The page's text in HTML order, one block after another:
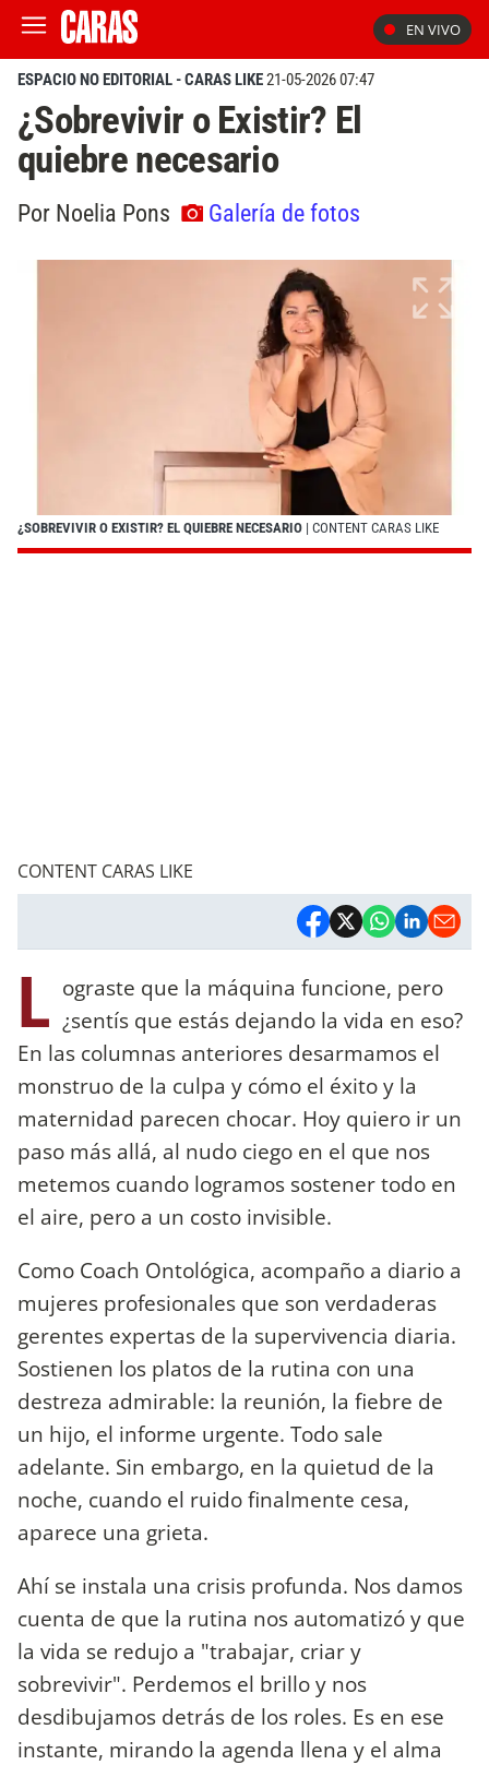
EN VIVO
ESPACIO NO EDITORIAL - CARAS LIKE21-05-2026 07:47
¿Sobrevivir o Existir? El
quiebre necesario
Por Noelia Pons Galería de fotos
¿SOBREVIVIR O EXISTIR? EL QUIEBRE NECESARIO | CONTENT CARAS LIKE
CONTENT CARAS LIKE
L ograste que la máquina funcione, pero
¿sentís que estás dejando la vida en eso?
En las columnas anteriores desarmamos el
monstruo de la culpa y cómo el éxito y la
maternidad parecen chocar. Hoy quiero ir un
paso más allá, al nudo ciego en el que nos
metemos cuando logramos sostener todo en
el aire, pero a un costo invisible.
Como Coach Ontológica, acompaño a diario a
mujeres profesionales que son verdaderas
gerentes expertas de la supervivencia diaria.
Sostienen los platos de la rutina con una
destreza admirable: la reunión, la fiebre de
un hijo, el informe urgente. Todo sale
adelante. Sin embargo, en la quietud de la
noche, cuando el ruido finalmente cesa,
aparece una grieta.
Ahí se instala una crisis profunda. Nos damos
cuenta de que la rutina nos automatizó y que
la vida se redujo a "trabajar, criar y
sobrevivir". Perdemos el brillo y nos
desdibujamos detrás de los roles. Es en ese
instante, mirando la agenda llena y el alma